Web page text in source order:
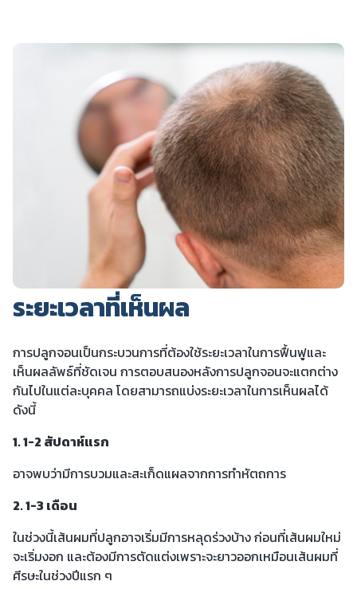
ระยะเวลาที่เห็นผล
การปลูกจอนเป็นกระบวนการที่ต้องใช้ระยะเวลาในการฟื้นฟูและ
เห็นผลลัพธ์ที่ชัดเจน การตอบสนองหลังการปลูกจอนจะแตกต่าง
กันไปในแต่ละบุคคล โดยสามารถแบ่งระยะเวลาในการเห็นผลได้
ดังนี้
1. 1-2 สัปดาห์แรก
อาจพบว่ามีการบวมและสะเก็ดแผลจากการทำหัตถการ
2. 1-3 เดือน
ในช่วงนี้เส้นผมที่ปลูกอาจเริ่มมีการหลุดร่วงบ้าง ก่อนที่เส้นผมใหม่
จะเริ่มงอก และต้องมีการตัดแต่งเพราะจะยาวออกเหมือนเส้นผมที่
ศีรษะในช่วงปีแรก ๆ